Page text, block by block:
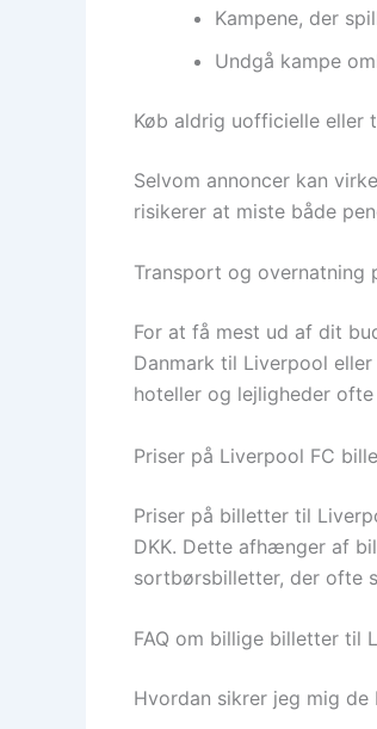
Kampene, der
Undgå kampe
Køb aldrig uofficielle eller
Selvom annoncer kan
risikerer at miste både
Transport og overnatning
For at få mest ud af dit
Danmark til Liverpool
hoteller og lejligheder ofte
Priser på Liverpool FC
Priser på billetter til
DKK. Dette afhænger af
sortbørsbilletter, der ofte
FAQ om billige billetter til
Hvordan sikrer jeg mig